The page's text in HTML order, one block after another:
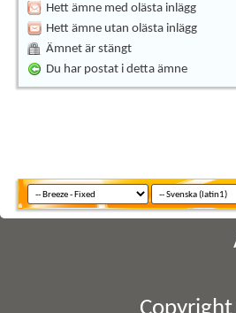
Hett ämne med olästa inlägg
Hett ämne utan olästa inlägg
Ämnet är stängt
Du har postat i detta ämne